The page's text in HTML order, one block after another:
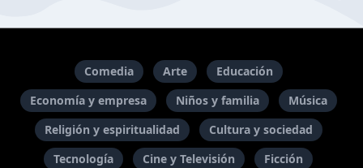
Comedia Arte
Educación
Economía y empresa
Niños y familia
Música
Religión y espiritualidad
Cultura y sociedad
Tecnología
Cine y Televisión
Ficción